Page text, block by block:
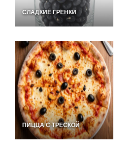
СЛАДКИЕ ГРЕНКИ
ПИЦЦА С ТРЕСКОЙ